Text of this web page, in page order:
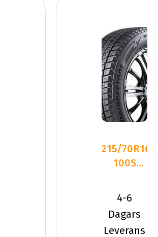
215/70R16
100S
BLIZZAK
DM-V
4-6
Dagars
Leverans